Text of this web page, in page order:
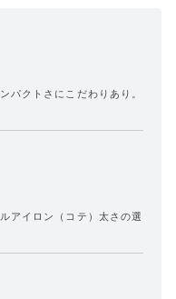
パクトさにこだわりあり。
アイロン（コテ）太さの選